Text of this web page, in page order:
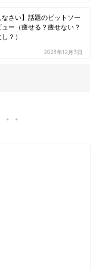
なさい】話題のピットソー
ー（痩せる？痩せない？
？）
2023年12月3日